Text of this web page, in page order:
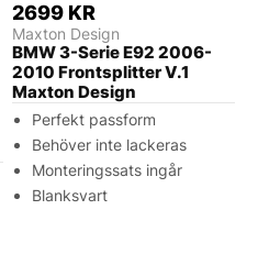
2699 KR
Maxton Design
BMW 3-Serie E92 2006-
2010 Frontsplitter V.1
Maxton Design
Perfekt passform
Behöver inte lackeras
Monteringssats ingår
Blanksvart